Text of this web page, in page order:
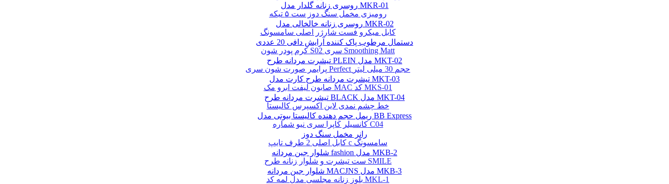
رومیزی مخمل سنگ دوز ست ۵ تیکه
کابل میکرو فست شارژر اصلی سامسونگ
کرم پودر شون S02 سری Smoothing Matt
پرایمر صورت شون سری Perfect حجم 30 میلی لیتر
صابون لیفت ابرو مک MAC کد MKS-01
خط چشم نمدی لاین اکسپرس کالیستا
کانسیلر کاپرا سری نیو شماره C04
کابل اصلی 2 طرف تایپ c سامسونگ
ست تیشرت و شلوار زنانه طرح SMILE
بلوز زنانه مجلسی مدل لمه کد MKL-1
روسری زنانه گلدار مدل MKR-01
روسری زنانه خالخالی مدل MKR-02
دستمال مرطوب پاک کننده آرایش دافی 20 عددی
تیشرت مردانه طرح PLEIN مدل MKT-02
تیشرت مردانه طرح کارت مدل MKT-03
تیشرت مردانه طرح BLACK مدل MKT-04
ریمل حجم دهنده کالیستا بیوتی مدل BB Express
رانر مخمل سنگ دوز
شلوار جین مردانه fashion مدل MKB-2
شلوار جین مردانه MACJNS مدل MKB-3